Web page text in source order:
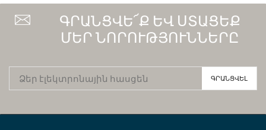
ԳՐԱՆՑՎԵ՜Ք ԵՎ ՍՏԱՑԵՔ
ՄԵՐ ՆՈՐՈՒԹՅՈՒՆՆԵՐԸ